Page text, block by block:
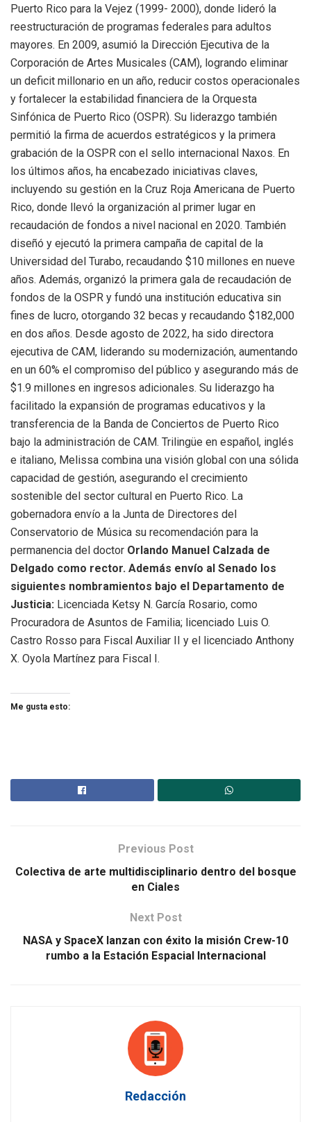
Puerto Rico para la Vejez (1999- 2000), donde lideró la
reestructuración de programas federales para adultos
mayores. En 2009, asumió la Dirección Ejecutiva de la
Corporación de Artes Musicales (CAM), logrando eliminar
un deficit millonario en un año, reducir costos operacionales
y fortalecer la estabilidad financiera de la Orquesta
Sinfónica de Puerto Rico (OSPR). Su liderazgo también
permitió la firma de acuerdos estratégicos y la primera
grabación de la OSPR con el sello internacional Naxos. En
los últimos años, ha encabezado iniciativas claves,
incluyendo su gestión en la Cruz Roja Americana de Puerto
Rico, donde llevó la organización al primer lugar en
recaudación de fondos a nivel nacional en 2020. También
diseñó y ejecutó la primera campaña de capital de la
Universidad del Turabo, recaudando $10 millones en nueve
años. Además, organizó la primera gala de recaudación de
fondos de la OSPR y fundó una institución educativa sin
fines de lucro, otorgando 32 becas y recaudando $182,000
en dos años. Desde agosto de 2022, ha sido directora
ejecutiva de CAM, liderando su modernización, aumentando
en un 60% el compromiso del público y asegurando más de
$1.9 millones en ingresos adicionales. Su liderazgo ha
facilitado la expansión de programas educativos y la
transferencia de la Banda de Conciertos de Puerto Rico
bajo la administración de CAM. Trilingüe en español, inglés
e italiano, Melissa combina una visión global con una sólida
capacidad de gestión, asegurando el crecimiento
sostenible del sector cultural en Puerto Rico. La
gobernadora envío a la Junta de Directores del
Conservatorio de Música su recomendación para la
permanencia del doctor Orlando Manuel Calzada de
Delgado como rector. Además envío al Senado los
siguientes nombramientos bajo el Departamento de
Justicia: Licenciada Ketsy N. García Rosario, como
Procuradora de Asuntos de Familia; licenciado Luis O.
Castro Rosso para Fiscal Auxiliar II y el licenciado Anthony
X. Oyola Martínez para Fiscal I.
Me gusta esto:
Previous Post
Colectiva de arte multidisciplinario dentro del bosque
en Ciales
Next Post
NASA y SpaceX lanzan con éxito la misión Crew-10
rumbo a la Estación Espacial Internacional
Redacción